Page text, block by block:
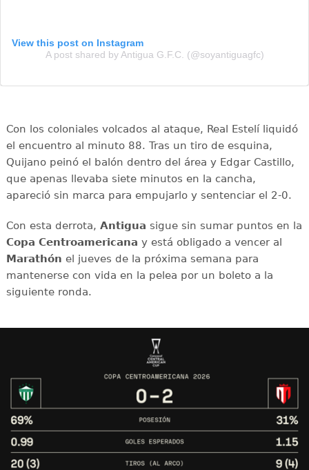
View this post on Instagram
A post shared by Antigua G.F.C. (@soyantiguagfc)
Con los coloniales volcados al ataque, Real Estelí liquidó
el encuentro al minuto 88. Tras un tiro de esquina,
Quijano peinó el balón dentro del área y Edgar Castillo,
que apenas llevaba siete minutos en la cancha,
apareció sin marca para empujarlo y sentenciar el 2-0.
Con esta derrota, Antigua sigue sin sumar puntos en la
Copa Centroamericana y está obligado a vencer al
Marathón el jueves de la próxima semana para
mantenerse con vida en la pelea por un boleto a la
siguiente ronda.